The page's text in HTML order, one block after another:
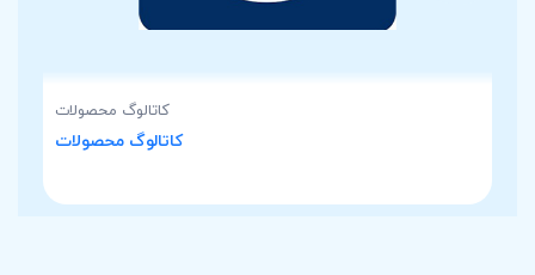
کاتالوگ محصولات
کاتالوگ محصولات